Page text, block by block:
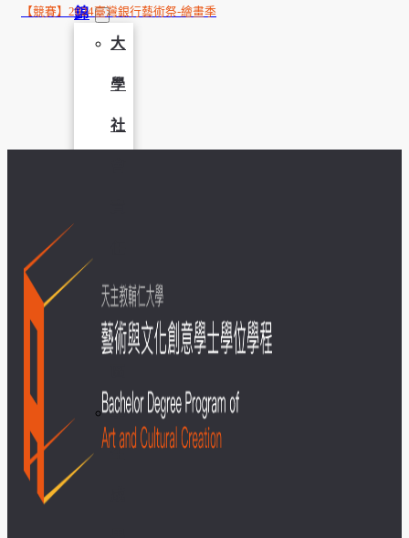
錦
大
學
社
USR
專
學
生
【競賽】2024臺灣銀行藝術祭-繪畫季